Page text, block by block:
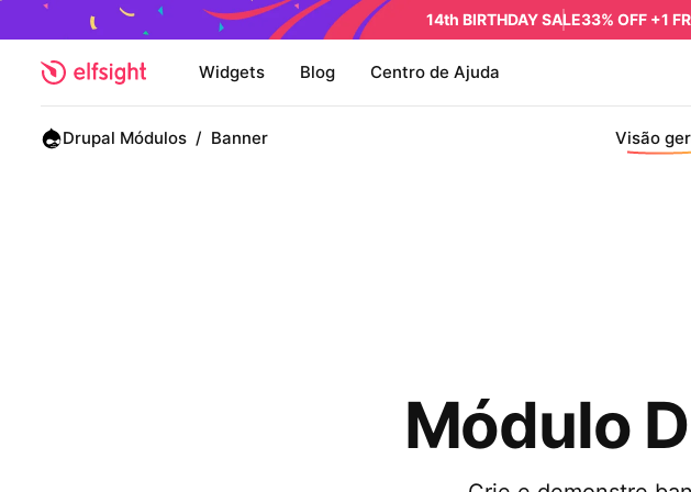
14th BIRTHDAY SALE33% OFF +1
Widgets Blog Centro de Ajuda
Drupal Módulos / Banner Visão
Módulo